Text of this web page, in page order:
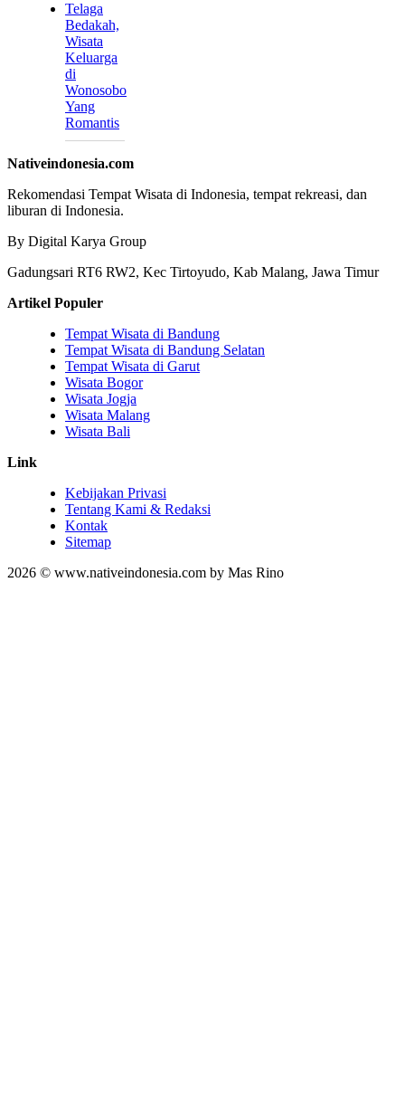
Telaga
Bedakah,
Wisata
Keluarga
di
Wonosobo
Yang
Romantis
Nativeindonesia.com
Rekomendasi Tempat Wisata di Indonesia, tempat rekreasi, dan
liburan di Indonesia.
By Digital Karya Group
Gadungsari RT6 RW2, Kec Tirtoyudo, Kab Malang, Jawa Timur
Artikel Populer
Tempat Wisata di Bandung
Tempat Wisata di Bandung Selatan
Tempat Wisata di Garut
Wisata Bogor
Wisata Jogja
Wisata Malang
Wisata Bali
Link
Kebijakan Privasi
Tentang Kami & Redaksi
Kontak
Sitemap
2026 © www.nativeindonesia.com by Mas Rino